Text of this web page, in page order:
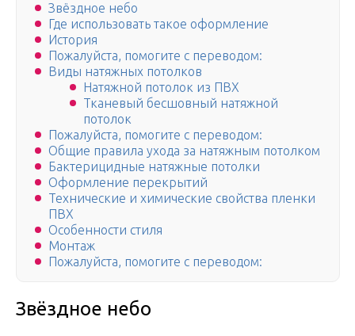
Звёздное небо
Где использовать такое оформление
История
Пожалуйста, помогите c переводом:
Виды натяжных потолков
Натяжной потолок из ПВХ
Тканевый бесшовный натяжной
потолок
Пожалуйста, помогите c переводом:
Общие правила ухода за натяжным потолком
Бактерицидные натяжные потолки
Оформление перекрытий
Технические и химические свойства пленки
ПВХ
Особенности стиля
Монтаж
Пожалуйста, помогите c переводом:
Звёздное небо